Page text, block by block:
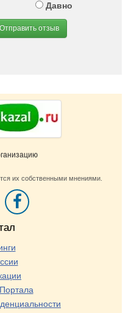
Давно
Отправить отзыв
их собственными мнениями.